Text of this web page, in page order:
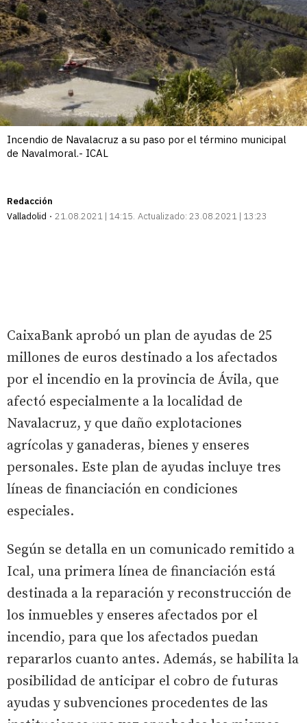
Incendio de Navalacruz a su paso por el término municipal
de Navalmoral.- ICAL
Redacción
Valladolid
21.08.2021 | 14:15 Actualizado: 23.08.2021 | 13:23
CaixaBank aprobó un plan de ayudas de 25
millones de euros destinado a los afectados
por el incendio en la provincia de Ávila, que
afectó especialmente a la localidad de
Navalacruz, y que daño explotaciones
agrícolas y ganaderas, bienes y enseres
personales. Este plan de ayudas incluye tres
líneas de financiación en condiciones
especiales.
Según se detalla en un comunicado remitido a
Ical, una primera línea de financiación está
destinada a la reparación y reconstrucción de
los inmuebles y enseres afectados por el
incendio, para que los afectados puedan
repararlos cuanto antes. Además, se habilita la
posibilidad de anticipar el cobro de futuras
ayudas y subvenciones procedentes de las